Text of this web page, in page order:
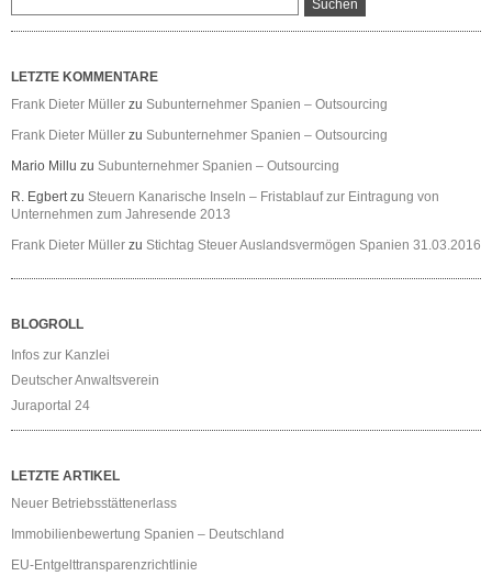
LETZTE KOMMENTARE
Frank Dieter Müller zu Subunternehmer Spanien – Outsourcing
Frank Dieter Müller zu Subunternehmer Spanien – Outsourcing
Mario Millu zu Subunternehmer Spanien – Outsourcing
R. Egbertzu Steuern Kanarische Inseln – Fristablauf zur Eintragung von
Unternehmen zum Jahresende 2013
Frank Dieter Müller zu Stichtag Steuer Auslandsvermögen Spanien 31.03.2016
BLOGROLL
Infos zur Kanzlei
Deutscher Anwaltsverein
Juraportal 24
LETZTE ARTIKEL
Neuer Betriebsstättenerlass
Immobilienbewertung Spanien – Deutschland
EU-Entgelttransparenzrichtlinie